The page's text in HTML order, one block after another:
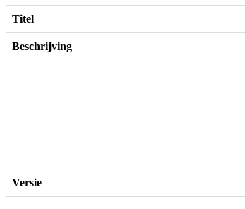
Titel
Beschrijving
Versie